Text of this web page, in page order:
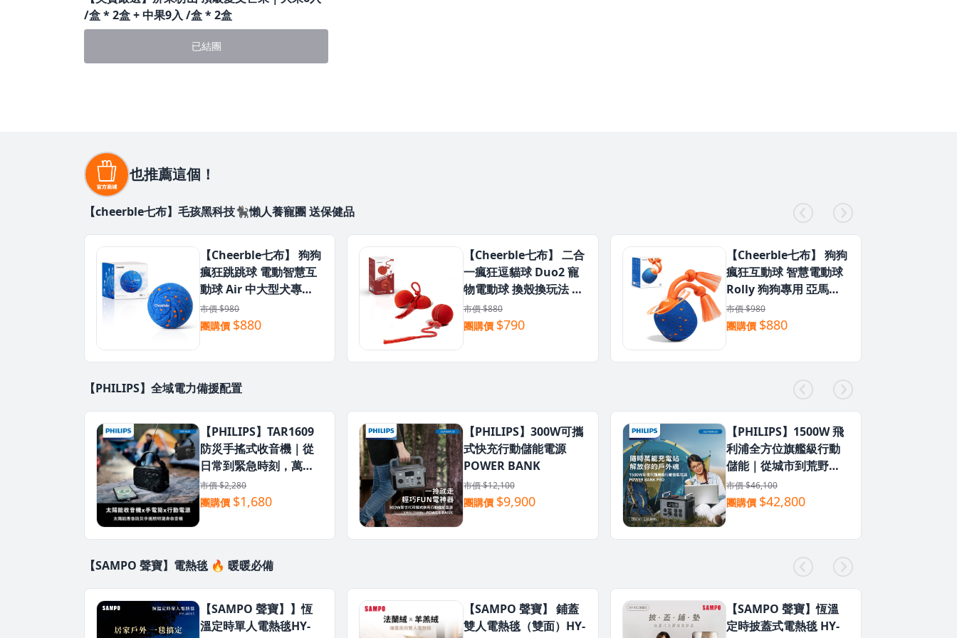
/盒 * 2盒 + 中果9入 /盒 * 2盒
已結團
也推薦這個！
【cheerble七布】毛孩黑科技🐈‍⬛懶人養寵團 送保健品
【Cheerble七布】 狗狗
瘋狂跳跳球 電動智慧互
動球 Air 中大型犬專用
自動移動 彈跳 旋轉 亞馬
遜銷售破萬顆
市價 $980
團購價 $880
【Cheerble七布】 二合
一瘋狂逗貓球 Duo2 寵
物電動球 換殼換玩法 寵
物互動玩具 適用小型貓
犬 亞馬遜銷售破萬顆
市價 $880
團購價 $790
【Cheerble七布】 狗狗
瘋狂互動球 智慧電動球
Rolly 狗狗專用 亞馬遜
售破萬顆
市價 $980
團購價 $880
【PHILIPS】全域電力備援配置
【PHILIPS】TAR1609
防災手搖式收音機｜從
日常到緊急時刻，萬能
收音機一台在手安心無
憂！
市價 $2,280
團購價 $1,680
【PHILIPS】300W可攜
式快充行動儲能電源
POWER BANK
市價 $12,100
團購價 $9,900
【PHILIPS】1500W 飛
利浦全方位旗艦級行動
儲能｜從城市到荒野，
你的隨行萬能充電站
市價 $46,100
團購價 $42,800
【SAMPO 聲寶】電熱毯 🔥 暖暖必備
【SAMPO 聲寶】】恆
溫定時單人電熱毯HY-
【SAMPO 聲寶】 鋪蓋
雙人電熱毯（雙面）HY-
【SAMPO 聲寶】恆溫
定時披蓋式電熱毯 HY-